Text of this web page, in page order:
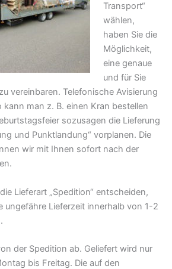
Transport“
wählen,
haben Sie die
Möglichkeit,
eine genaue
und für Sie
vereinbaren. Telefonische Avisierung
kann man z. B. einen Kran bestellen
sozusagen die Lieferung
und Punktlandung“ vorplanen. Die
wir mit Ihnen sofort nach der
Lieferart „Spedition“ entscheiden,
ungefähre Lieferzeit innerhalb von 1-2
der Spedition ab. Geliefert wird nur
bis Freitag. Die auf den